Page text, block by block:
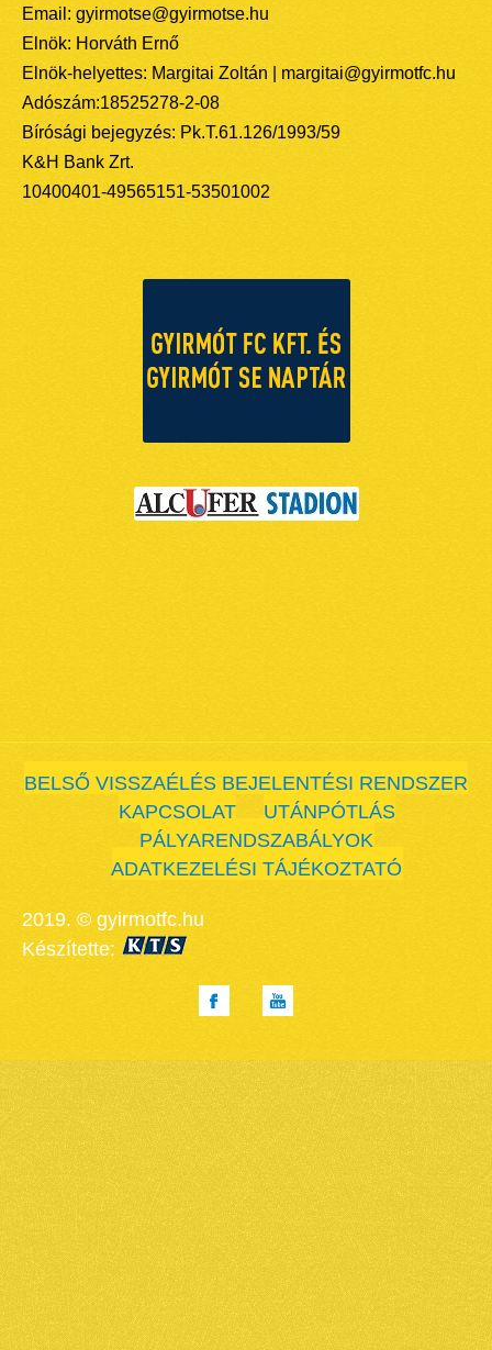
Email: gyirmotse@gyirmotse.hu
Elnök: Horváth Ernő
Elnök-helyettes: Margitai Zoltán | margitai@gyirmotfc.hu
Adószám:18525278-2-08
Bírósági bejegyzés: Pk.T.61.126/1993/59
K&H Bank Zrt.
10400401-49565151-53501002
BELSŐ VISSZAÉLÉS BEJELENTÉSI RENDSZER
KAPCSOLAT
UTÁNPÓTLÁS
PÁLYARENDSZABÁLYOK
ADATKEZELÉSI TÁJÉKOZTATÓ
2019. © gyirmotfc.hu
Készítette: